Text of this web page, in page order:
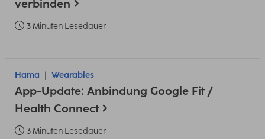
verbinden
3 Minuten Lesedauer
Hama Wearables
App-Update: Anbindung Google Fit /
Health Connect
3 Minuten Lesedauer